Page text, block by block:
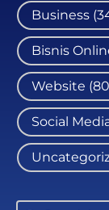
Business
Bisnis
Website
Social